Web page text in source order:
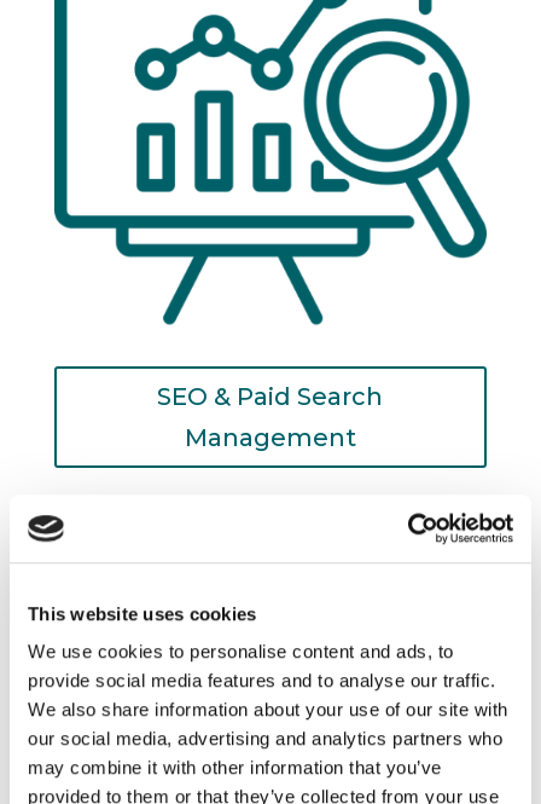
This website uses cookies
We use cookies to personalise content and ads, to
provide social media features and to analyse our traffic.
We also share information about your use of our site with
our social media, advertising and analytics partners who
may combine it with other information that you’ve
provided to them or that they’ve collected from your use
SEO & Paid Search
Management